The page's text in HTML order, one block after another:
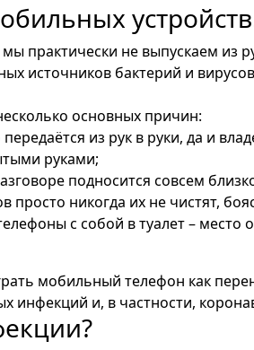
практически не выпускаем из
источников бактерий и
основных причин:
из рук в руки, да и
руками;
подносится совсем
просто никогда их не чистят,
с собой в туалет – место
мобильный телефон как
инфекций и, в частности,